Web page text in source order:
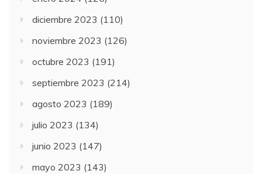
diciembre 2023 (110)
noviembre 2023 (126)
octubre 2023 (191)
septiembre 2023 (214)
agosto 2023 (189)
julio 2023 (134)
junio 2023 (147)
mayo 2023 (143)